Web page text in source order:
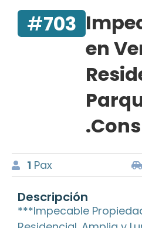
#703
en
1 Pax
Descripción
***Impecable